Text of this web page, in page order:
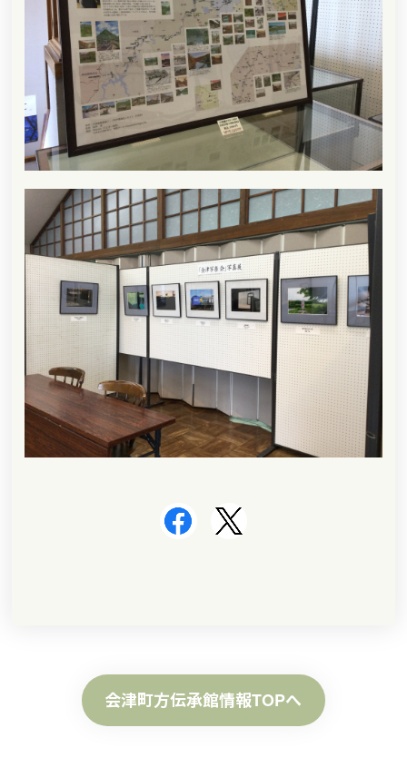
会津町方伝承館情報TOPへ